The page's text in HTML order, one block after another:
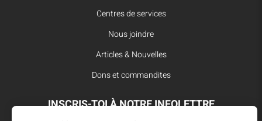
Centres de services
Nous joindre
Articles & Nouvelles
Dons et commandites
INSCRIS-TOI À NOTRE INFOLETTRE